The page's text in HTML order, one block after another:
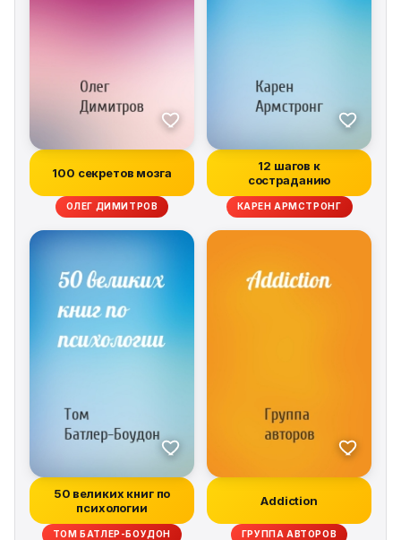
100 секретов мозга
ОЛЕГ ДИМИТРОВ
12 шагов к
состраданию
КАРЕН АРМСТРОНГ
50 великих книг по
психологии
ТОМ БАТЛЕР-БОУДОН
Addiction
ГРУППА АВТОРОВ